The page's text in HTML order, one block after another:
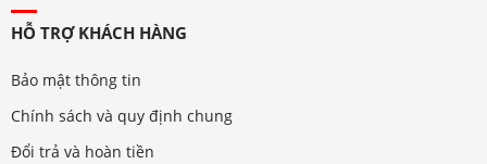
HỖ TRỢ KHÁCH HÀNG
Bảo mật thông tin
Chính sách và quy định chung
Đổi trả và hoàn tiền